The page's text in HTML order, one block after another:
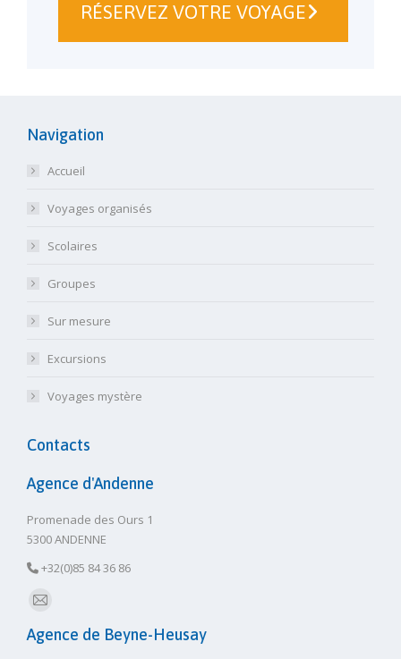
RÉSERVEZ VOTRE VOYAGE
Navigation
Accueil
Voyages organisés
Scolaires
Groupes
Sur mesure
Excursions
Voyages mystère
Contacts
Agence d'Andenne
Promenade des Ours 1
5300 ANDENNE
+32(0)85 84 36 86
E-
mail
Agence de Beyne-Heusay